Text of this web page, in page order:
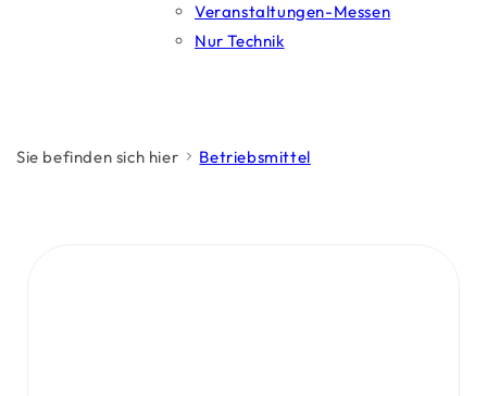
Veranstaltungen-Messen
Nur Technik
Sie befinden sich hier Betriebsmittel